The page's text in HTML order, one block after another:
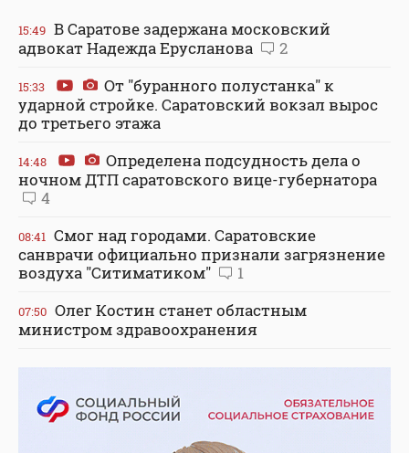
15:49 В Саратове задержана московский
адвокат Надежда Ерусланова
2
15:33
От "буранного полустанка" к
ударной стройке. Саратовский вокзал вырос
до третьего этажа
14:48
Определена подсудность дела о
ночном ДТП саратовского вице-губернатора
4
08:41 Смог над городами. Саратовские
санврачи официально признали загрязнение
воздуха "Ситиматиком"
1
07:50 Олег Костин станет областным
министром здравоохранения